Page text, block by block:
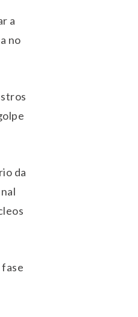
a
no
da